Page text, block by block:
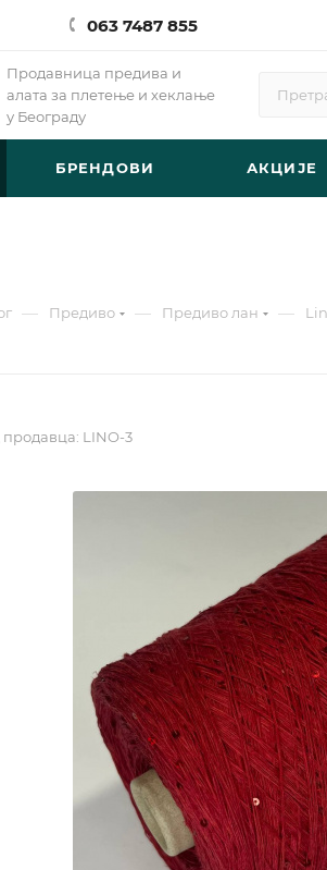
063 7487 855
Продавница предива и
алата за плетење и хеклање
у Београду
БРЕНДОВИ АКЦИЈЕ
— Предиво — Предиво лан —
продавца: LINO-3